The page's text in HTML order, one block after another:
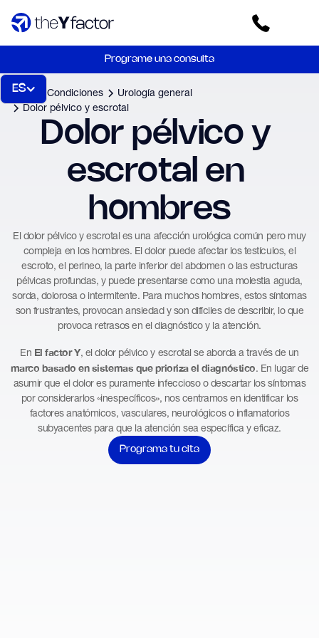
Programe una consulta
ES
Inicio Condiciones
Urología general
Dolor pélvico y escrotal
Dolor pélvico y
escrotal en
hombres
El dolor pélvico y escrotal es una afección urológica común pero muy
compleja en los hombres. El dolor puede afectar los testículos, el
escroto, el perineo, la parte inferior del abdomen o las estructuras
pélvicas profundas, y puede presentarse como una molestia aguda,
sorda, dolorosa o intermitente. Para muchos hombres, estos síntomas
son frustrantes, provocan ansiedad y son difíciles de describir, lo que
provoca retrasos en el diagnóstico y la atención.
En El factor Y, el dolor pélvico y escrotal se aborda a través de un
marco basado en sistemas que prioriza el diagnóstico. En lugar de
asumir que el dolor es puramente infeccioso o descartar los síntomas
por considerarlos «inespecíficos», nos centramos en identificar los
factores anatómicos, vasculares, neurológicos o inflamatorios
subyacentes para que la atención sea específica y eficaz.
Programa tu cita